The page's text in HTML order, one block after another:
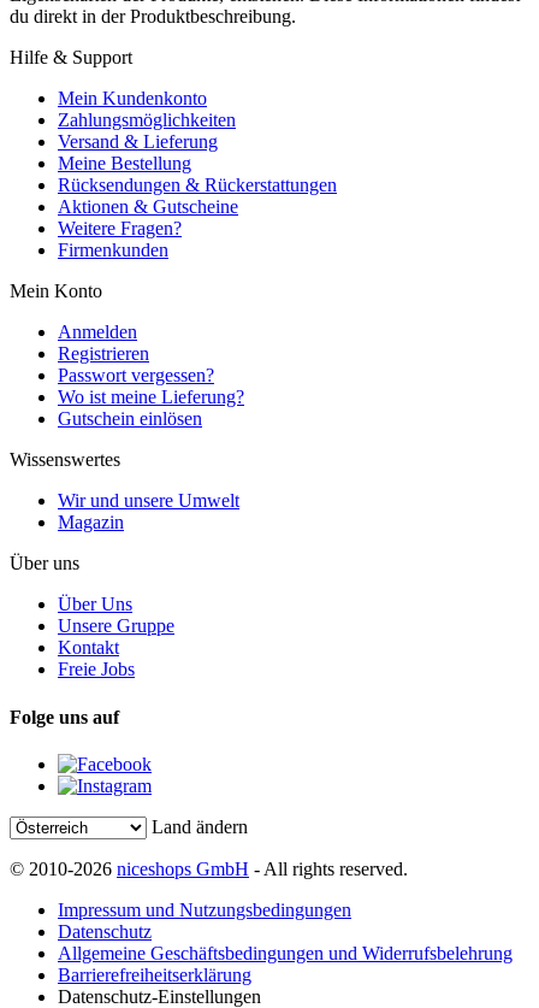
du direkt in der Produktbeschreibung.
Hilfe & Support
Mein Kundenkonto
Zahlungsmöglichkeiten
Versand & Lieferung
Meine Bestellung
Rücksendungen & Rückerstattungen
Aktionen & Gutscheine
Weitere Fragen?
Firmenkunden
Mein Konto
Anmelden
Registrieren
Passwort vergessen?
Wo ist meine Lieferung?
Gutschein einlösen
Wissenswertes
Wir und unsere Umwelt
Magazin
Über uns
Über Uns
Unsere Gruppe
Kontakt
Freie Jobs
Folge uns auf
Land ändern
© 2010-2026 niceshops GmbH - All rights reserved.
Impressum und Nutzungsbedingungen
Datenschutz
Allgemeine Geschäftsbedingungen und Widerrufsbelehrung
Barrierefreiheitserklärung
Datenschutz-Einstellungen